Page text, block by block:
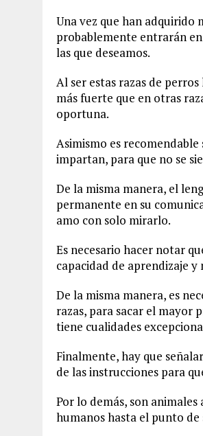
Una vez que han adquirido
probablemente entrarán
las que deseamos.
Al ser estas razas de
más fuerte que en otras
oportuna.
Asimismo es
impartan, para que no se
De la misma manera, el
permanente en su
amo con solo mirarlo.
Es necesario hacer notar
capacidad de aprendizaje y
De la misma manera, es
razas, para sacar el
tiene cualidades
Finalmente, hay que
de las instrucciones para
Por lo demás, son
humanos hasta el punto de